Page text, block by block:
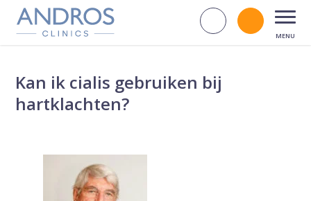
Navigatie overslaan
Zoek op
Bel
Kan ik cialis gebruiken bij
hartklachten?